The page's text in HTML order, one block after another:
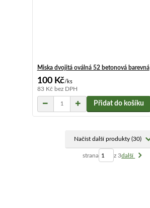
Miska dvojitá oválná 52 betonová barevná
100 Kč/ks
83 Kč bez DPH
Přidat do košíku
Načíst další produkty (30)
strana z 3další